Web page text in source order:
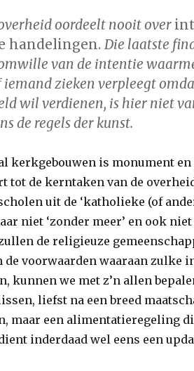
oordeelt nooit over
handelingen. Die laatste
van de intentie
iemand zieken verpleegt
wil verdienen, is hier niet
de regels der kunst.
kerkgebouwen is monument
tot de kerntaken van de
uit de ‘katholieke (of
niet ‘zonder meer’ en ook niet
de religieuze
de voorwaarden waaraan zulke
kunnen we met z’n allen
liefst na een breed
maar een alimentatieregeling
inderdaad wel eens een